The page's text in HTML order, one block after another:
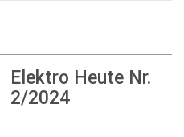
Elektro Heute Nr.
2/2024